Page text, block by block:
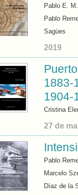
Pablo E.
Pablo
Sagües
2019
1883-
1904-
Cristina
27 de
Pablo
Marcelo
Díaz de la